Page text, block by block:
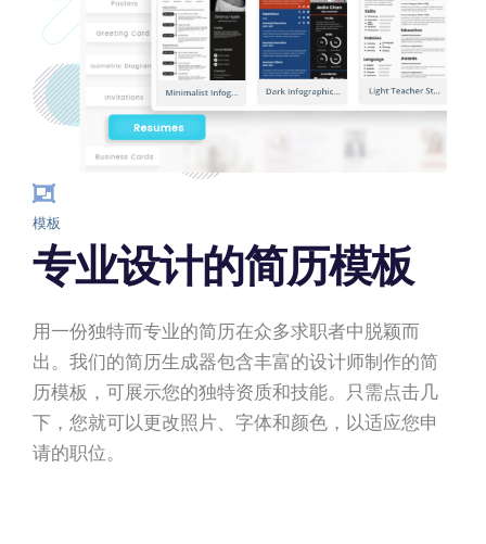
模板
专业设计的简历模板
用一份独特而专业的简历在众多求职者中脱颖而
出。我们的简历生成器包含丰富的设计师制作的简
历模板，可展示您的独特资质和技能。只需点击几
下，您就可以更改照片、字体和颜色，以适应您申
请的职位。